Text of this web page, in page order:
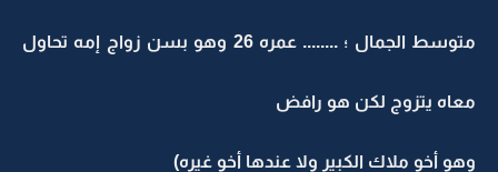
متوسط الجمال ؛ ........ عمره 26 وهو بسن زواج إمه تحاول
معاه يتزوج لكن هو رافض
وهو أخو ملاك الكبير ولا عندها أخو غيره)